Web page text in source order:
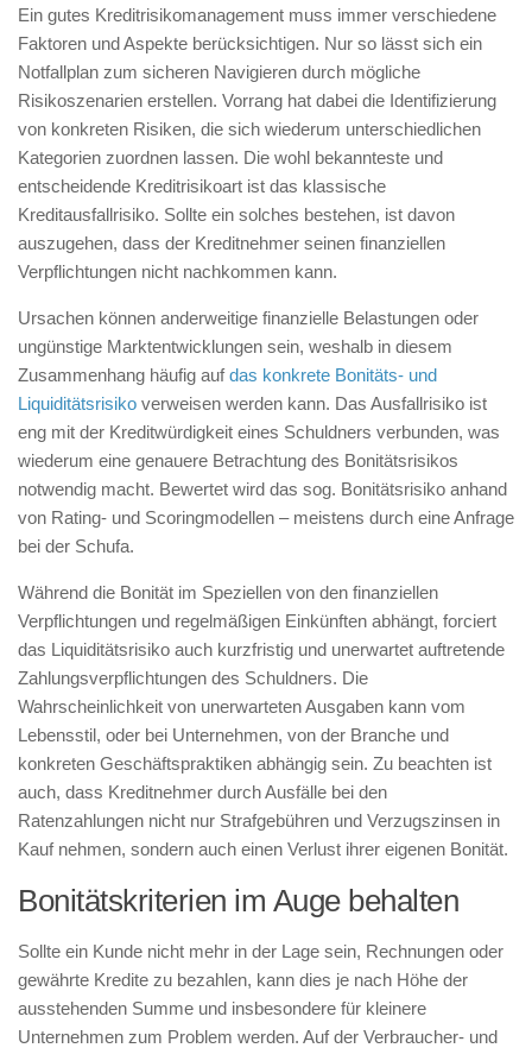
Ein gutes Kreditrisikomanagement muss immer verschiedene
Faktoren und Aspekte berücksichtigen. Nur so lässt sich ein
Notfallplan zum sicheren Navigieren durch mögliche
Risikoszenarien erstellen. Vorrang hat dabei die Identifizierung
von konkreten Risiken, die sich wiederum unterschiedlichen
Kategorien zuordnen lassen. Die wohl bekannteste und
entscheidende Kreditrisikoart ist das klassische
Kreditausfallrisiko. Sollte ein solches bestehen, ist davon
auszugehen, dass der Kreditnehmer seinen finanziellen
Verpflichtungen nicht nachkommen kann.
Ursachen können anderweitige finanzielle Belastungen oder
ungünstige Marktentwicklungen sein, weshalb in diesem
Zusammenhang häufig aufdas konkrete Bonitäts- und
Liquiditätsrisiko verweisen werden kann. Das Ausfallrisiko ist
eng mit der Kreditwürdigkeit eines Schuldners verbunden, was
wiederum eine genauere Betrachtung des Bonitätsrisikos
notwendig macht. Bewertet wird das sog. Bonitätsrisiko anhand
von Rating- und Scoringmodellen – meistens durch eine Anfrage
bei der Schufa.
Während die Bonität im Speziellen von den finanziellen
Verpflichtungen und regelmäßigen Einkünften abhängt, forciert
das Liquiditätsrisiko auch kurzfristig und unerwartet auftretende
Zahlungsverpflichtungen des Schuldners. Die
Wahrscheinlichkeit von unerwarteten Ausgaben kann vom
Lebensstil, oder bei Unternehmen, von der Branche und
konkreten Geschäftspraktiken abhängig sein. Zu beachten ist
auch, dass Kreditnehmer durch Ausfälle bei den
Ratenzahlungen nicht nur Strafgebühren und Verzugszinsen in
Kauf nehmen, sondern auch einen Verlust ihrer eigenen Bonität.
Bonitätskriterien im Auge behalten
Sollte ein Kunde nicht mehr in der Lage sein, Rechnungen oder
gewährte Kredite zu bezahlen, kann dies je nach Höhe der
ausstehenden Summe und insbesondere für kleinere
Unternehmen zum Problem werden. Auf der Verbraucher- und